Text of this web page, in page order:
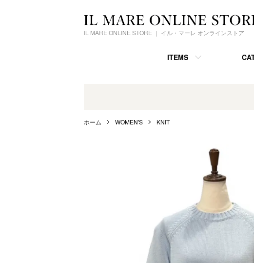
IL MARE ONLINE STORE ｜ イル・マーレ オンラインストア
ITEMS
ホーム WOMEN'S KNIT